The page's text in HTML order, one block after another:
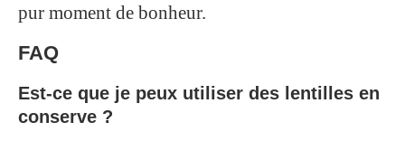
pur moment de bonheur.
FAQ
Est-ce que je peux utiliser des lentilles en
conserve ?